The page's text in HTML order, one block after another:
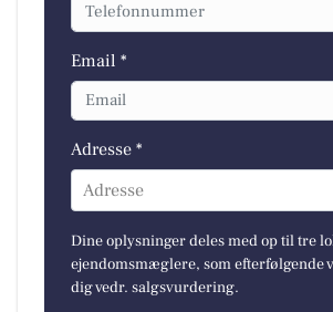
Email *
Adresse *
Adresse
Dine oplysninger deles med op til tre
ejendomsmæglere, som efterfølgende
dig vedr. salgsvurdering.